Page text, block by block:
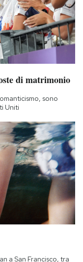
di matrimonio
sono
Uniti
a San Francisco, tra